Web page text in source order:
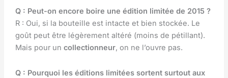
Q : Peut-on encore boire une édition limitée de 2015 ?
R : Oui, si la bouteille est intacte et bien stockée. Le
goût peut être légèrement altéré (moins de pétillant).
Mais pour un collectionneur, on ne l’ouvre pas.
Q : Pourquoi les éditions limitées sortent surtout aux